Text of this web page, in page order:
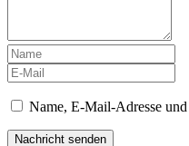
Name, E-Mail-Adresse